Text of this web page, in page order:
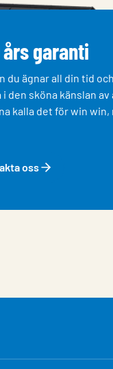
garanti
du ägnar all din tid
den sköna känslan
kalla det för win win,
oss